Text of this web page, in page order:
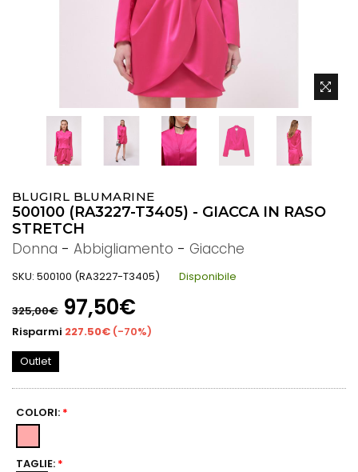
BLUGIRL BLUMARINE
500100 (RA3227-T3405) - GIACCA IN RASO
STRETCH
Donna - Abbigliamento - Giacche
SKU: 500100 (RA3227-T3405)
Disponibile
di
listino
325,00€ 97,50€
Risparmi 227.50€ (-70%)
Outlet
COLORI: *
TAGLIE: *